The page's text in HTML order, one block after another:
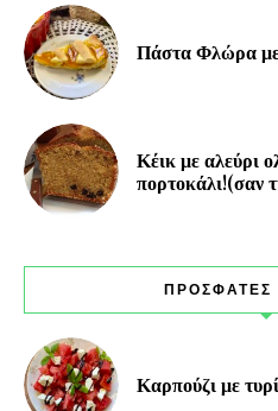
Πάστα Φλώρα με
Κέικ με αλεύρι
πορτοκάλι!(σαν
ΠΡΟΣΦΑΤΕΣ
Καρπούζι με